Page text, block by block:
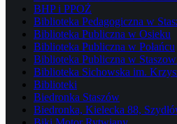
BHP i PPOŻ
Biblioteka Pedagogiczna w
Biblioteka Publiczna w Osieku
Biblioteka Publiczna w Połańcu
Biblioteka Publiczna w
Biblioteka Sichowska im.
Biblioteki
Biedronka Staszów
Biedronka, Kielecka 88,